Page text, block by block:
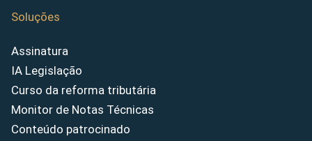
Soluções
Assinatura
IA Legislação
Curso da reforma tributária
Monitor de Notas Técnicas
Conteúdo patrocinado